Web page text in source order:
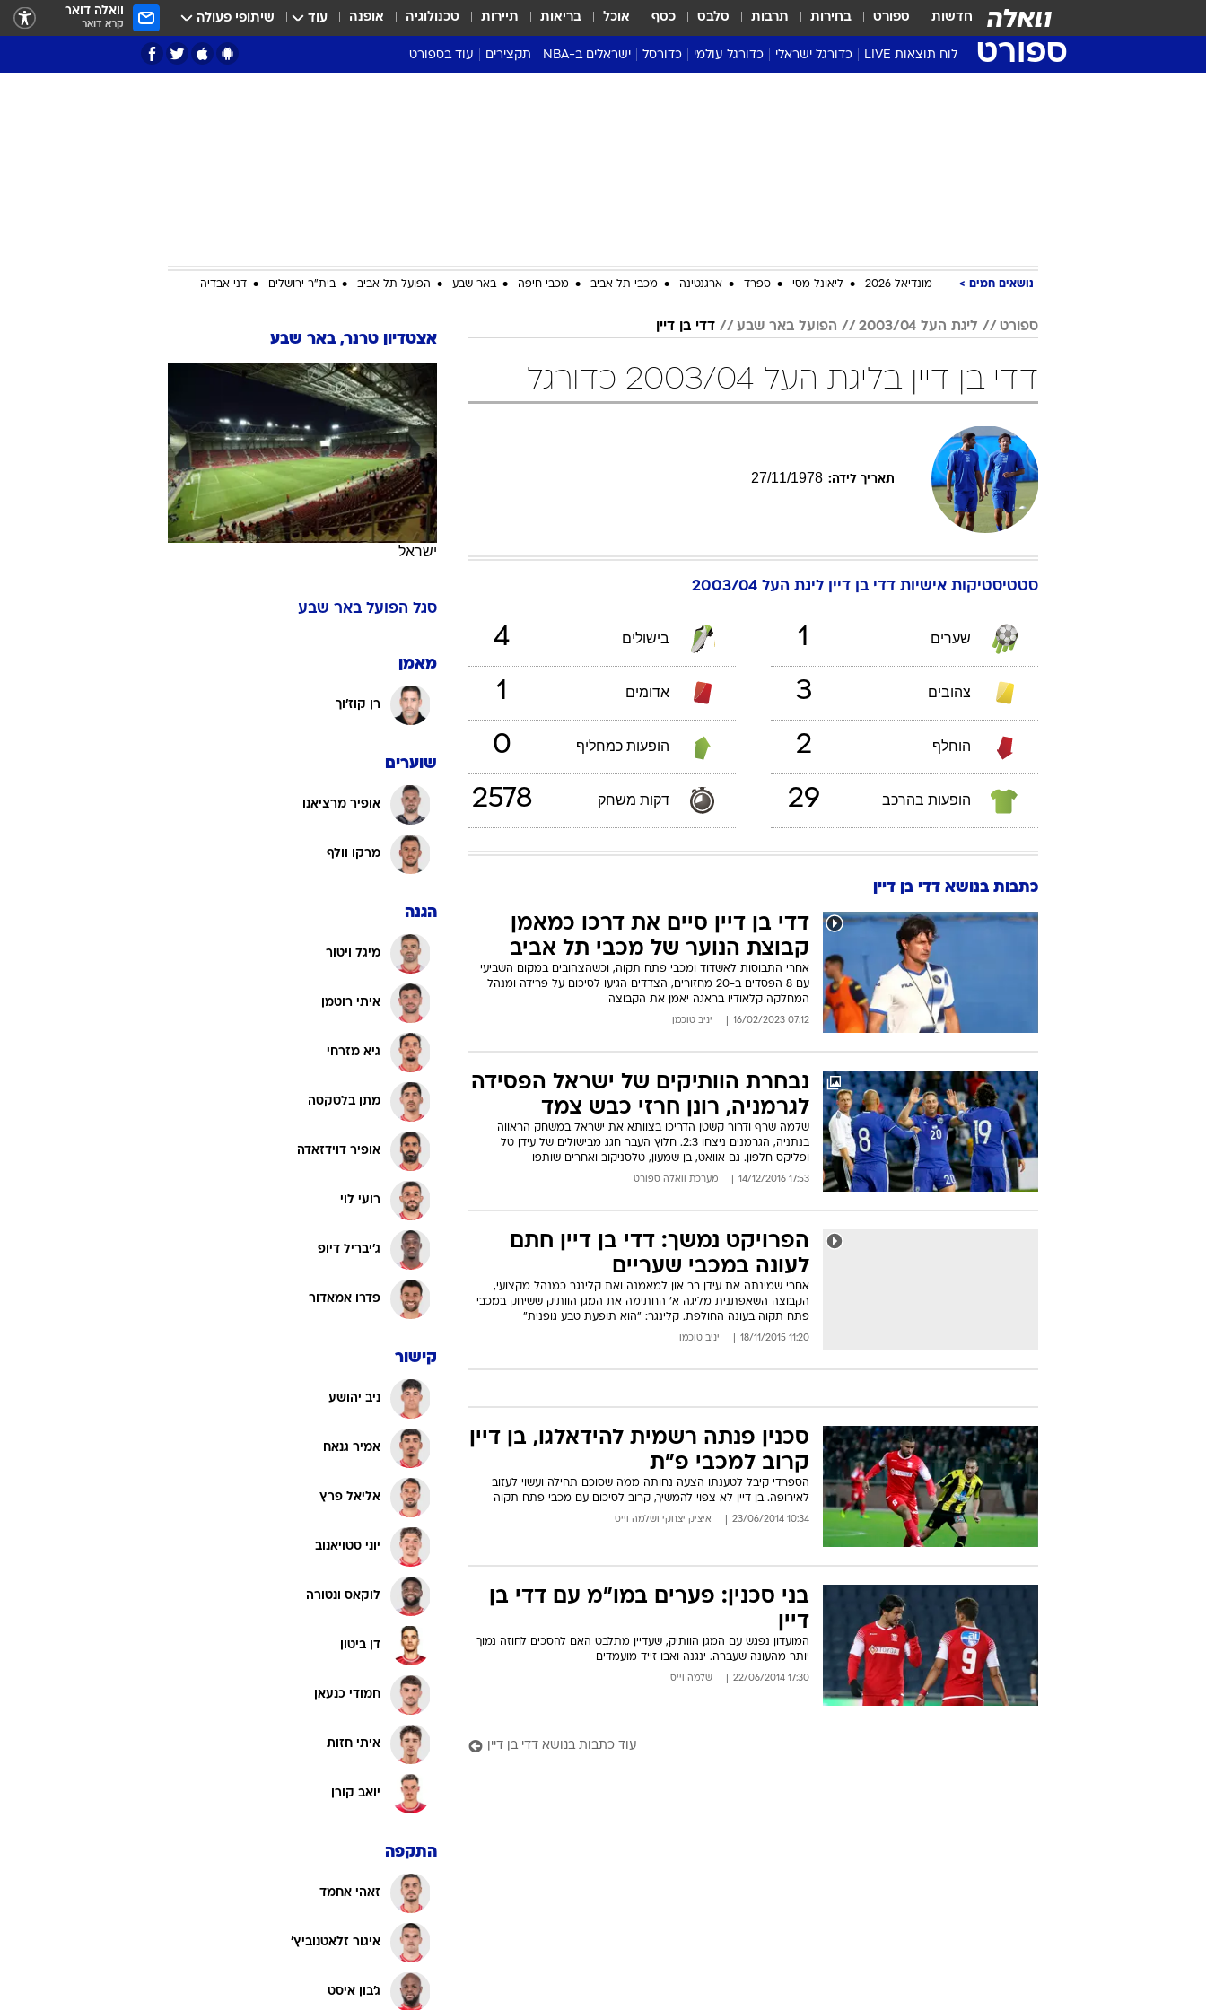
חדשות ספורט בחירות תרבות סלבס כסף אוכל בריאות תיירות טכנולוגיה אופנה עוד שיתופי פעולה וואלה דואר
קרא דואר
ספורט לוח תוצאות LIVE כדורגל ישראלי
ליגה א'
כדורגל עולמי
דרום אמריקה
כדורסל ישראלים ב-NBA תקצירים עוד בספורט
סערה בממלכה
ענפים נוספים
לוח שידורים
החידה של ספורט1
ארכיון מדורים מחוץ לקווים
4-4-2
משרד החוץ
אליפות אפריקה 2015
כתבו לנו
נושאים חמים מונדיאל 2026 ליאונל מסי ספרד ארגנטינה מכבי תל אביב מכבי חיפה באר שבע הפועל תל אביב בית"ר ירושלים דני אבדיה
ספורט ליגת העל 2003/04 הפועל באר שבע דדי בן דיין
דדי בן דיין בליגת העל 2003/04 כדורגל
תאריך לידה: 27/11/1978
סטטיסטיקות אישיות דדי בן דיין ליגת העל 2003/04
שערים 1 בישולים 4
צהובים 3 אדומים 1
הוחלף 2 הופעות כמחליף 0
הופעות בהרכב 29 דקות משחק 2578
כתבות בנושא דדי בן דיין
דדי בן דיין סיים את דרכו כמאמן
קבוצת הנוער של מכבי תל אביב
אחרי התבוסות לאשדוד ומכבי פתח תקוה, וכשהצהובים במקום השביעי
עם 8 הפסדים ב-20 מחזורים, הצדדים הגיעו לסיכום על פרידה ומנהל
המחלקה קלאודיו בראגה יאמן את הקבוצה
07:12 16/02/2023 יניב טוכמן
נבחרת הוותיקים של ישראל הפסידה
לגרמניה, רונן חרזי כבש צמד
שלמה שרף ודרור קשטן הדריכו בצוותא את ישראל במשחק הראווה
בנתניה, הגרמנים ניצחו 2:3. חלוץ העבר חגג מבישולים של עידן טל
ופליקס חלפון. גם אוואט, בן שמעון, טלסניקוב ואחרים שותפו
17:53 14/12/2016 מערכת וואלה ספורט
הפרויקט נמשך: דדי בן דיין חתם
לעונה במכבי שעריים
אחרי שמינתה את עידן בר און למאמנה ואת קלינגר כמנהל מקצועי,
הקבוצה השאפתנית מליגה א' החתימה את המגן הוותיק ששיחק במכבי
פתח תקוה בעונה החולפת. קלינגר: "הוא תופעת טבע גופנית"
11:20 18/11/2015 יניב טוכמן
סכנין פנתה רשמית להידאלגו, בן דיין
קרוב למכבי פ"ת
הספרדי קיבל לטענתו הצעה נחותה ממה שסוכם תחילה ועשוי לעזוב
לאירופה. בן דיין לא צפוי להמשיך, קרוב לסיכום עם מכבי פתח תקוה
10:34 23/06/2014 איציק יצחקי שלמה וייס
בני סכנין: פערים במו"מ עם דדי בן
דיין
המועדון נפגש עם המגן הוותיק, שעדיין מתלבט האם להסכים לחוזה נמוך
יותר מהעונה שעברה. ינגנה ואבו זייד מועמדים
17:30 22/06/2014 שלמה וייס
עוד כתבות בנושא דדי בן דיין
אצטדיון טרנר, באר שבע
ישראל
סגל הפועל באר שבע
מאמן
רן קוז'וך
שוערים
אופיר מרציאנו
מרקו וולף
הגנה
מיגל ויטור
איתי רוטמן
גיא מזרחי
מתן בלטקסה
אופיר דוידזאדה
רועי לוי
ג'יבריל דיופ
פדרו אמאדור
קישור
ניב יהושע
אמיר גנאח
אליאל פרץ
יוני סטויאנוב
לוקאס ונטורה
דן ביטון
חמודי כנעאן
איתי חזות
יואב קורן
התקפה
זאהי אחמד
איגור זלאטנוביץ'
ג'בון איסט